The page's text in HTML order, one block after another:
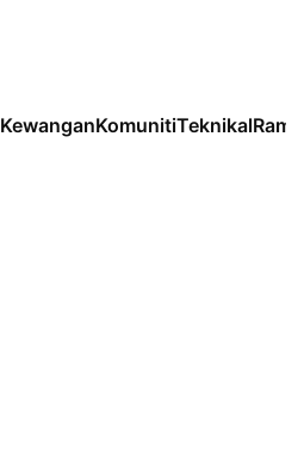
KewanganKomunitiTeknikal